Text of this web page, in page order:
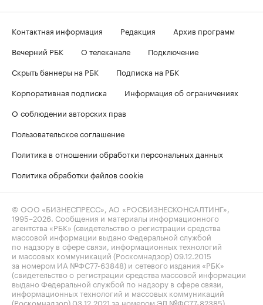
Контактная информация Редакция
Архив программ
Вечерний РБК
О телеканале
Подключение
Скрыть баннеры на РБК
Подписка на РБК
Корпоративная подписка
Информация об ограничениях
О соблюдении авторских прав
Пользовательское соглашение
Политика в отношении обработки персональных данных
Политика обработки файлов cookie
© ООО «БИЗНЕСПРЕСС», АО «РОСБИЗНЕСКОНСАЛТИНГ»,
1995–2026 . Сообщения и материалы информационного
агентства «РБК» (свидетельство о регистрации средства
массовой информации выдано Федеральной службой
по надзору в сфере связи, информационных технологий
и массовых коммуникаций (Роскомнадзор) 09.12.2015
за номером ИА №ФС77-63848) и сетевого издания «РБК»
(свидетельство о регистрации средства массовой информации
выдано Федеральной службой по надзору в сфере связи,
информационных технологий и массовых коммуникаций
(Роскомнадзор) 03.12.2021 за номером ЭЛ №ФС77-82385)